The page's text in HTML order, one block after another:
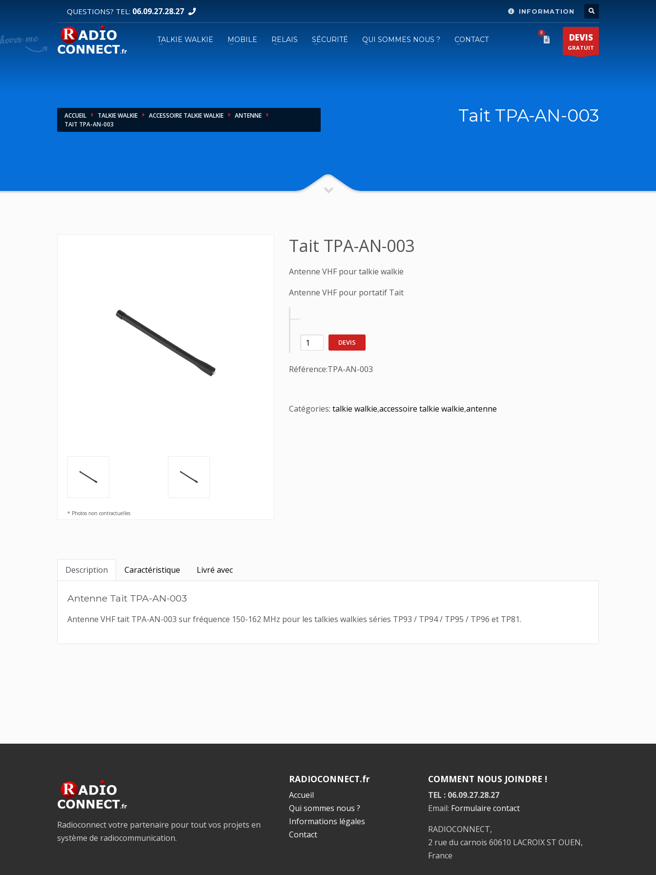
DEMANDE DE DEVIS
1 Sélectionnez vos produits.
Horaire d'ouverture
QUESTIONS? TEL: 06.09.27.28.27 INFORMATION
TALKIE WALKIE MOBILE RELAIS SÉCURITÉ QUI SOMMES NOUS ? CONTACT DEVIS
GRATUIT
ACCUEIL TALKIE WALKIE ACCESSOIRE TALKIE WALKIE
ANTENNE
TAIT TPA-AN-003
Tait TPA-AN-003
* Photos non contractuelles
Tait TPA-AN-003
Antenne VHF pour talkie walkie
Antenne VHF pour portatif Tait
DEVIS
Référence:TPA-AN-003
Catégories: talkie walkie,accessoire talkie walkie,antenne
Description Caractéristique Livré avec
Antenne Tait TPA-AN-003
Antenne VHF tait TPA-AN-003 sur fréquence 150-162 MHz pour les talkies walkies séries TP93 / TP94 / TP95 / TP96 et TP81.
Radioconnect votre partenaire pour tout vos projets en
système de radiocommunication.
RADIOCONNECT.fr
Accueil
Qui sommes nous ?
Informations légales
Contact
COMMENT NOUS JOINDRE !
TEL : 06.09.27.28.27
Email: Formulaire contact
RADIOCONNECT,
2 rue du carnois 60610 LACROIX ST OUEN,
France